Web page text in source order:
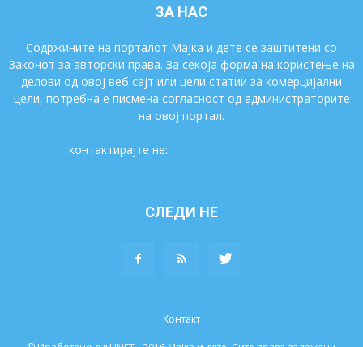
ЗА НАС
Содржините на порталот Мајка и дете се заштитени со
Законот за авторски права. За секоја форма на користење на
делови од овој веб сајт или цели статии за комерцијални
цели, потребна е писмена согласност од администраторите
на овој портал.
контактирајте не:
СЛЕДИ НЕ
Контакт